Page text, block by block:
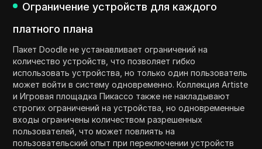
Ограничение устройств для каждого
платного плана
Пакет Doodle не устанавливает ограничений на
количество устройств, что позволяет гибко
использовать устройства, но только один пользователь
может войти в систему одновременно. Коллекция Artiste
и Игровая площадка Пикассо также не накладывают
строгих ограничений на устройства, но одновременные
входы ограничены количеством разрешенных
пользователей, что может повлиять на
пользовательский опыт при переключении устройств